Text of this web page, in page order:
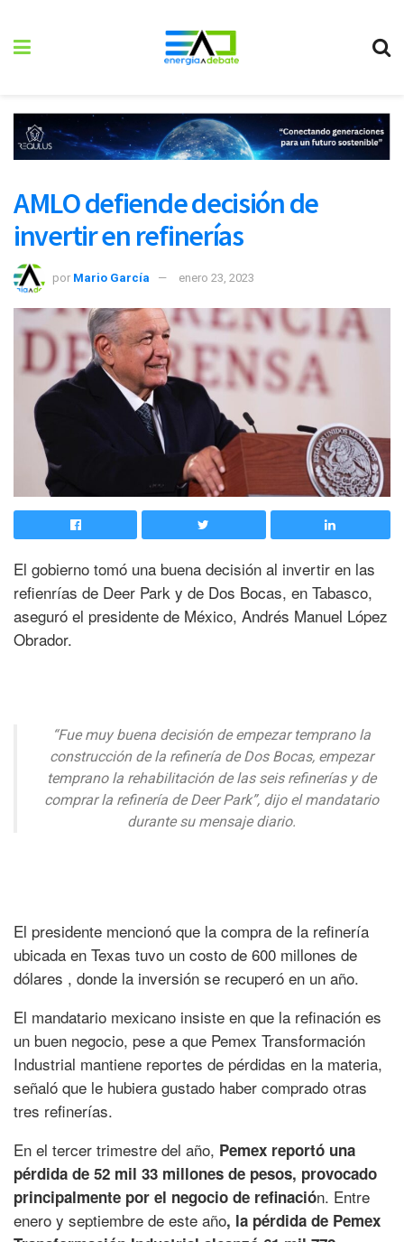
AMLO defiende decisión de
invertir en refinerías
por Mario García enero 23, 2023
El gobierno tomó una buena decisión al invertir en las
refienrías de Deer Park y de Dos Bocas, en Tabasco,
aseguró el presidente de México, Andrés Manuel López
Obrador.
“Fue muy buena decisión de empezar temprano la
construcción de la refinería de Dos Bocas, empezar
temprano la rehabilitación de las seis refinerías y de
comprar la refinería de Deer Park”, dijo el mandatario
durante su mensaje diario.
El presidente mencionó que la compra de la refinería
ubicada en Texas tuvo un costo de 600 millones de
dólares , donde la inversión se recuperó en un año.
El mandatario mexicano insiste en que la refinación es
un buen negocio, pese a que Pemex Transformación
Industrial mantiene reportes de pérdidas en la materia,
señaló que le hubiera gustado haber comprado otras
tres refinerías.
En el tercer trimestre del año, Pemex reportó una
pérdida de 52 mil 33 millones de pesos, provocado
principalmente por el negocio de refinación. Entre
enero y septiembre de este año, la pérdida de Pemex